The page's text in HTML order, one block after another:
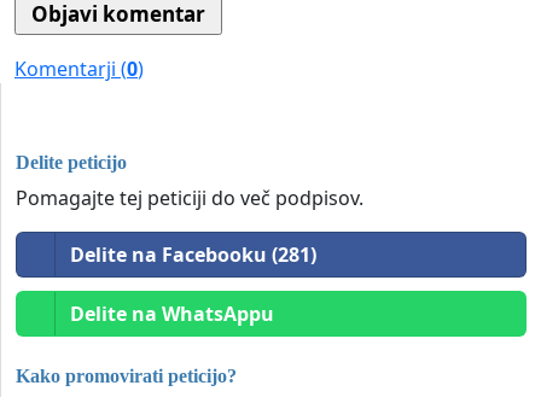
Komentarji (0)
Delite peticijo
Pomagajte tej peticiji do več podpisov.
Delite na Facebooku (281)
Delite na WhatsAppu
Kako promovirati peticijo?